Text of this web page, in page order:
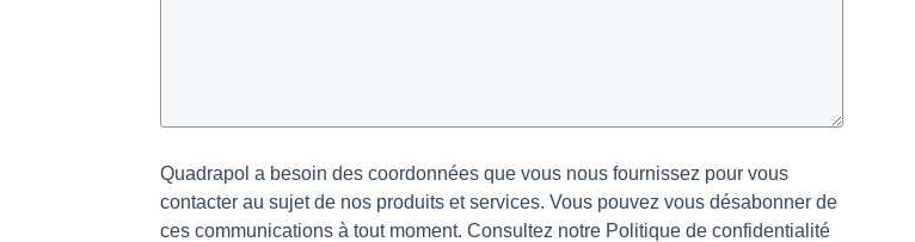
Quadrapol a besoin des coordonnées que vous nous fournissez pour vous
contacter au sujet de nos produits et services. Vous pouvez vous désabonner de
ces communications à tout moment. Consultez notre Politique de confidentialité